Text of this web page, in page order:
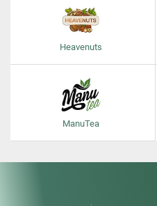
Heavenuts
ManuTea